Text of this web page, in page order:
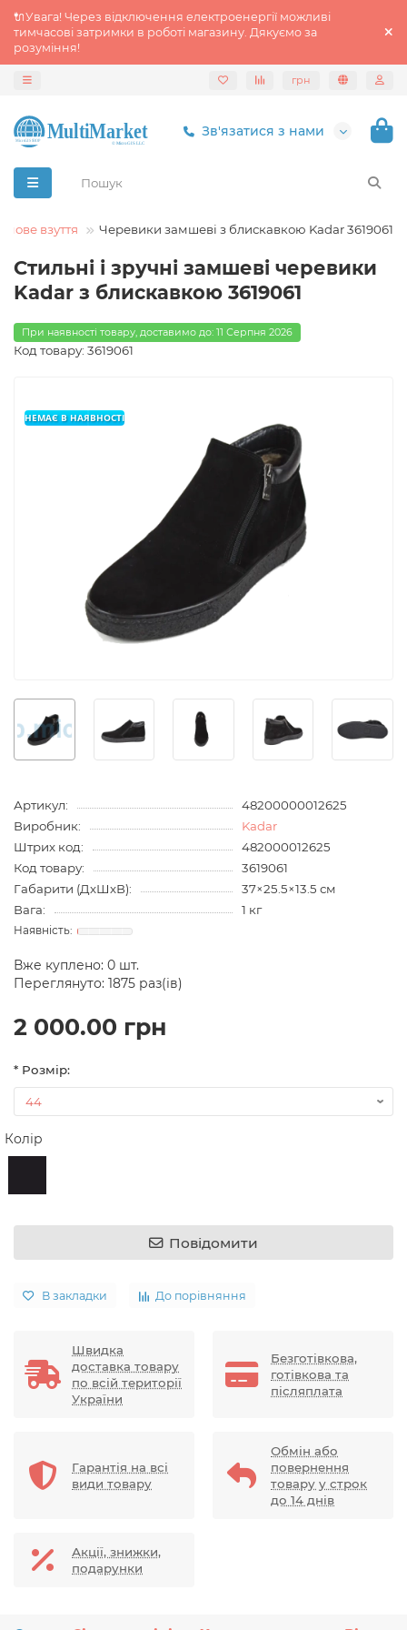
🔌Увага! Через відключення електроенергії можливі
тимчасові затримки в роботі магазину. Дякуємо за
розуміння!
грн
Зв'язатися з нами
взуття Черевики замшеві з блискавкою Kadar 3619061
Стильні і зручні замшеві черевики
Kadar з блискавкою 3619061
При наявності товару, доставимо до: 11 Серпня 2026
Код товару: 3619061
НЕМАЄ В НАЯВНОСТІ
Артикул:
48200000012625
Виробник:
Kadar
Штрих код:
482000012625
Код товару:
3619061
Габарити (ДхШхВ):
37×25.5×13.5 см
Вага:
1 кг
Вже куплено: 0 шт.
Переглянуто: 1875 раз(ів)
2 000.00 грн
* Розмір:
Колір
Повідомити
В закладки До порівняння
Швидка
доставка товару
по всій території
України
Безготівкова,
готівкова та
післяплата
Гарантія на всі
види товару
Обмін або
повернення
товару у строк
до 14 днів
Акції, знижки,
подарунки